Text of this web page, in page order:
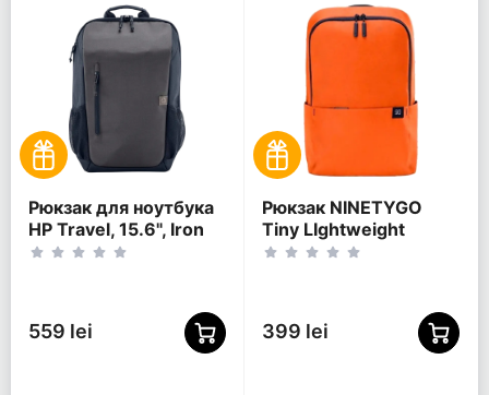
Рюкзак для ноутбука
HP Travel, 15.6", Iron
Grey
559 lei
Рюкзак NINETYGO
Tiny LIghtweight
Casual, 15.6",
399 lei